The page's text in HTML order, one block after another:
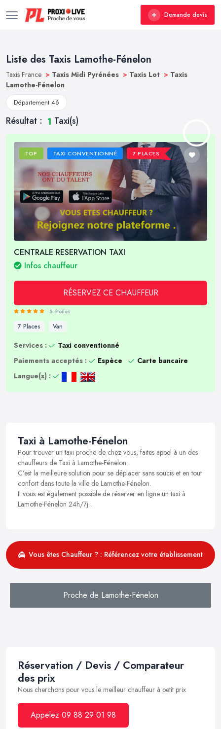
Demande devis
Liste des Taxis Lamothe-Fénelon
Taxis France > Taxis Midi Pyrénées > Taxis Lot > Taxis
Lamothe-Fénelon
Département 46
Résultat : 1 Taxi(s)
TOP TAXI CONVENTIONNÉ 7 PLACES
CENTRALE RESERVATION TAXI
Infos chauffeur
RÉSERVEZ CE CHAUFFEUR
5 étoiles
7 Places Van
Services :
Taxi conventionné
Paiements acceptés :
Espèce
Carte bancaire
Langue(s) :
Taxi à Lamothe-Fénelon
Pour trouver un taxi proche de chez vous, faites appel à un des
chauffeurs de Taxi à Lamothe-Fénelon .
C’est la meilleure solution pour se déplacer sans soucis et en tout
confort dans toute la ville de Lamothe-Fénelon.
Il vous est également possible de réserver en ligne un taxi à
Lamothe-Fénelon 24h/7j .
Vous êtes Chauffeur ? : Référencez votre établissement
Proche de Lamothe-Fénelon
Réservation / Devis / Comparateur
des prix
Nous cherchons pour vous le meilleur chauffeur à petit prix
Appelez 09 88 29 01 98